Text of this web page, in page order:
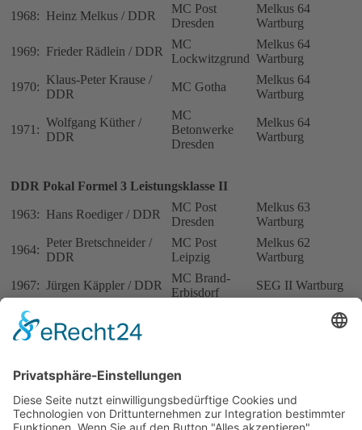
1968: Heinz Melkus / DDR
MC Post
Dresden
Melkus 64
Wartburg
1969: Frieder Rädlein / DDR
MC
Lockwitzgrund
Melkus 64
Wartburg
1970:
Klaus-Peter Krause /
DDR
MC Gotha
Melkus 64
Wartburg
1971:
Wolfgang Küther /
DDR
MC
Betonwerke
Dresden
Melkus 64
Wartburg
DDR Pokal Formel 3 Leistungsklasse II
1963: Hans Roediger / DDR
MC Post
Dresden
Melkus 63
Wartburg
1964:
Peter Bretschneider /
DDR
MC Post
Leipzig
Melkus 62
Wartburg
1967: Jürgen Käppler / DDR
MC Brand-
Erbisdorf
SEG II Wartburg
1968:
DDR
SEG II Wartburg
DDR
Dresden
1970:
Siegfried Bubenik /
DDR
MC
Betonwerke
Melkus 64
Wartburg